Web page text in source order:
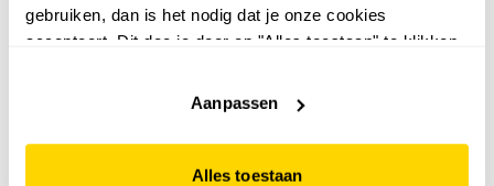
gebruiken, dan is het nodig dat je onze cookies
accepteert. Dit doe je door op "Alles toestaan" te klikken.
website niet optimaal functioneert.
Aanpassen
Alles toestaan